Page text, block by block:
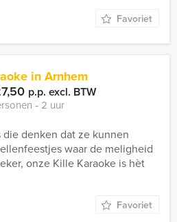
Favoriet
in Arnhem
p.p. excl. BTW
‐ 2 uur
denken dat ze kunnen
waar de meligheid
onze Kille Karaoke is hèt
Favoriet